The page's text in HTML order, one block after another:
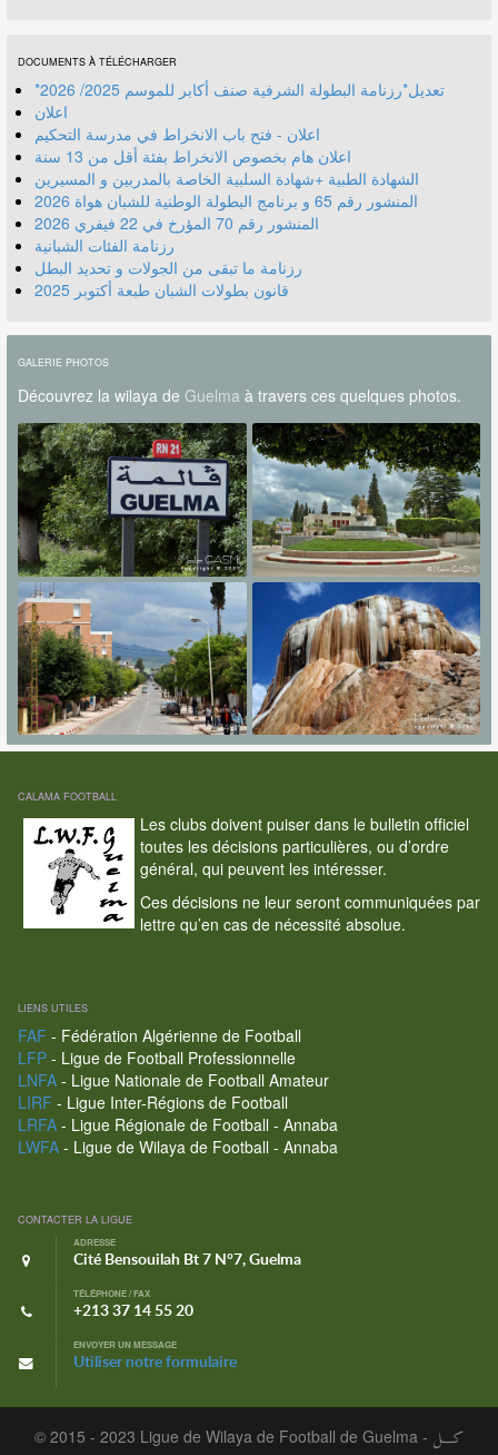
DOCUMENTS À TÉLÉCHARGER
*تعديل*رزنامة البطولة الشرفية صنف أكابر للموسم 2025/ 2026
اعلان
اعلان - فتح باب الانخراط في مدرسة التحكيم
اعلان هام بخصوص الانخراط بفئة أقل من 13 سنة
الشهادة الطبية +شهادة السلبية الخاصة بالمدربين و المسيرين
المنشور رقم 70 المؤرخ في 22 فيفري 2026
رزنامة الفئات الشبانية
رزنامة ما تبقى من الجولات و تحديد البطل
قانون بطولات الشبان طبعة أكتوبر 2025
GALERIE PHOTOS
Découvrez la wilaya de Guelmaà travers ces quelques photos.
CALAMA FOOTBALL
Les clubs doivent puiser dans le bulletin officiel
toutes les décisions particulières, ou d’ordre
général, qui peuvent les intéresser.
Ces décisions ne leur seront communiquées par
lettre qu’en cas de nécessité absolue.
LIENS UTILES
FAF - Fédération Algérienne de Football
LFP- Ligue de Football Professionnelle
LNFA- Ligue Nationale de Football Amateur
LIRF - Ligue Inter-Régions de Football
LRFA- Ligue Régionale de Football - Annaba
LWFA- Ligue de Wilaya de Football - Annaba
CONTACTER LA LIGUE
ADRESSE
Cité Bensouilah Bt 7 N°7, Guelma
TÉLÉPHONE / FAX
+213 37 14 55 20
ENVOYER UN MESSAGE
Utiliser notre formulaire
© 2015 - 2023 Ligue de Wilaya de Football de Guelma - كـــل